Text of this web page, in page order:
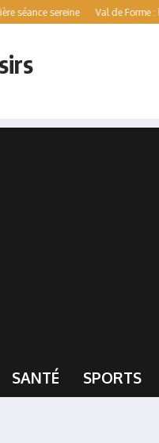
Val de Forme : horaires,
SANTÉ SPORTS